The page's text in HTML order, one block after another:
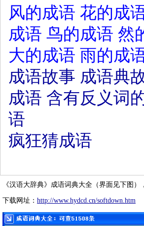
风的成语 花的成
成语 鸟的成语 然
大的成语 雨的成
成语故事 成语典
成语 含有反义词
语
疯狂猜成语
《汉语大辞典》成语词典大全（界面见下图
下载网址： http://www.hydcd.cn/softdown.htm